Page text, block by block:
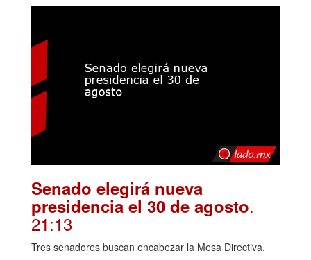
Senado elegirá nueva
presidencia el 30 de agosto.
21:13
Tres senadores buscan encabezar la Mesa Directiva.